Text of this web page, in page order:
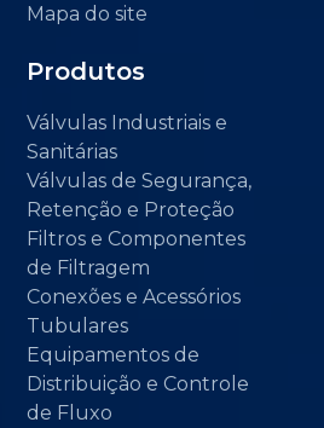
Mapa do site
Produtos
Válvulas Industriais e
Sanitárias
Válvulas de Segurança,
Retenção e Proteção
Filtros e Componentes
de Filtragem
Conexões e Acessórios
Tubulares
Equipamentos de
Distribuição e Controle
de Fluxo